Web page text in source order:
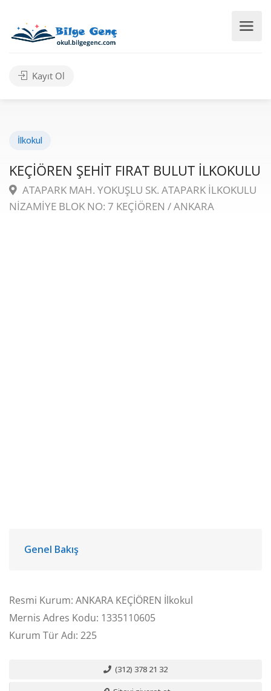
Kayıt Ol
İlkokul
KEÇİÖREN ŞEHİT FIRAT BULUT İLKOKULU
ATAPARK MAH. YOKUŞLU SK. ATAPARK İLKOKULU
NİZAMİYE BLOK NO: 7 KEÇİÖREN / ANKARA
Genel Bakış
Resmi Kurum: ANKARA KEÇİÖREN İlkokul
Mernis Adres Kodu: 1335110605
Kurum Tür Adı: 225
(312) 378 21 32